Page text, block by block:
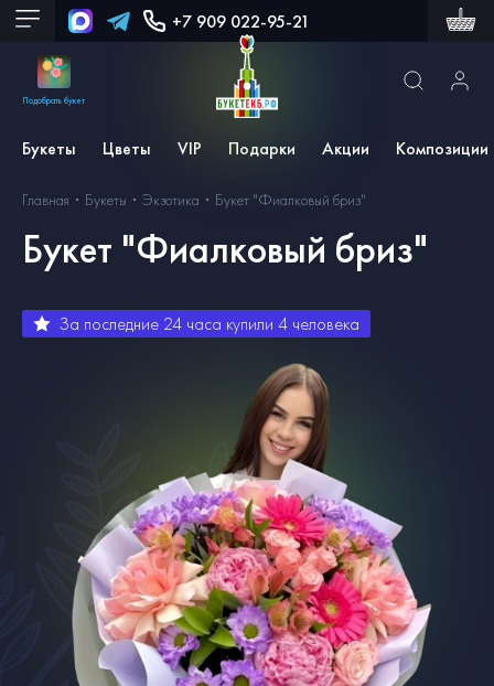
+7 909 022-95-21
Подобрать букет
Букеты Цветы VIP Подарки Акции Композиции
Главная Букеты Экзотика Букет "Фиалковый бриз"
Букет "Фиалковый бриз"
За последние 24 часа купили 4 человека